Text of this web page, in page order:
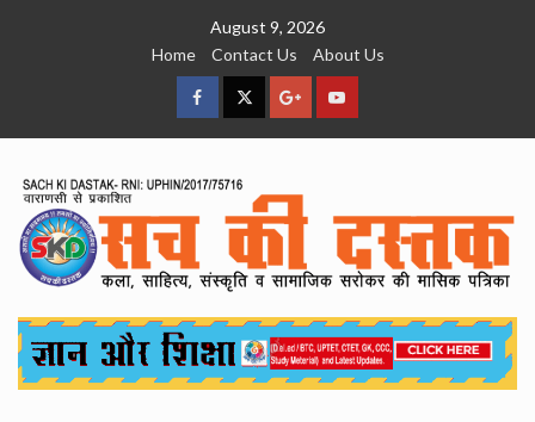
August 9, 2026
Home
Contact Us About Us
facebookTwitterGoogleYouTube